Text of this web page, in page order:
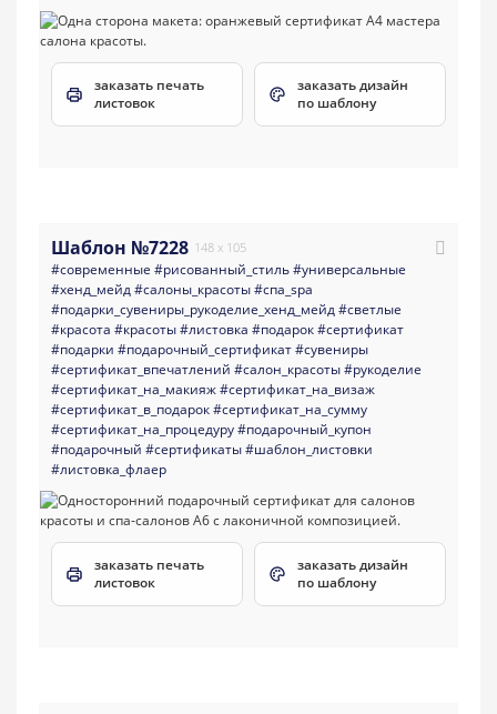
заказать печать
листовок
заказать дизайн
по шаблону
Шаблон №7228 148 x 105
#современные #рисованный_стиль#универсальные
#хенд_мейд#салоны_красоты#спа_spa
#подарки_сувениры_рукоделие_хенд_мейд#светлые
#красота #красоты#листовка #подарок#сертификат
#подарки #подарочный_сертификат#сувениры
#сертификат_впечатлений #салон_красоты#рукоделие
#сертификат_на_макияж#сертификат_на_визаж
#сертификат_в_подарок#сертификат_на_сумму
#сертификат_на_процедуру#подарочный_купон
#подарочный #сертификаты#шаблон_листовки
#листовка_флаер
заказать печать
листовок
заказать дизайн
по шаблону